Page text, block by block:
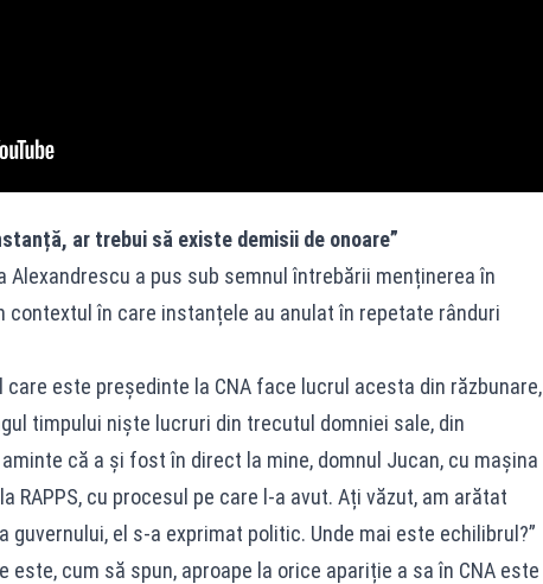
ar trebui să existe demisii de onoare”
Alexandrescu a pus sub semnul întrebării menținerea în
contextul în care instanțele au anulat în repetate rânduri
care este președinte la CNA face lucrul acesta din răzbunare,
timpului niște lucruri din trecutul domniei sale, din
că a și fost în direct la mine, domnul Jucan, cu mașina
RAPPS, cu procesul pe care l-a avut. Ați văzut, am arătat
guvernului, el s-a exprimat politic. Unde mai este echilibrul?”
este, cum să spun, aproape la orice apariție a sa în CNA este